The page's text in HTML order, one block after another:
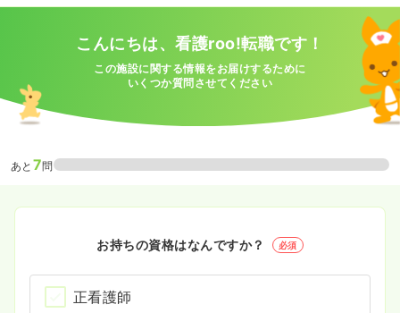
こんにちは、看護roo!転職です！
この施設に関する情報をお届けするために
いくつか質問させてください
あと 7問
お持ちの資格はなんですか？ 必須
正看護師